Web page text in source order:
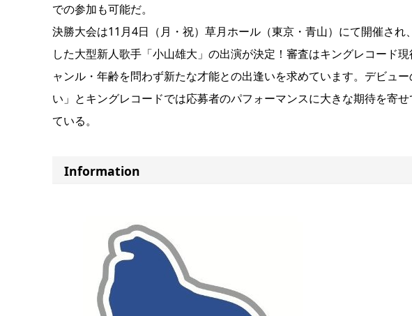
での参加も可能だ。
決勝大会は11月4日（月・祝）草月ホール（東京・青山）にて開催さ
した大型新人歌手「小山雄大」の出演が決定！審査はキングレコード
ャンル・年齢を問わず新たな才能との出逢いを求めています。デビュ
い」とキングレコードでは応募者のパフォーマンスに大きな期待を寄
ている。
Information